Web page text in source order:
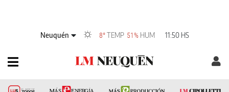
Neuquén 8° TEMP 51% HUM 11:50 HS